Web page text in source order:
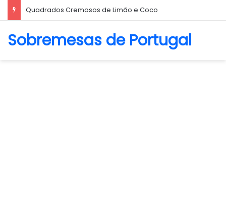
Quadrados Cremosos de Limão e Coco
Sobremesas de Portugal